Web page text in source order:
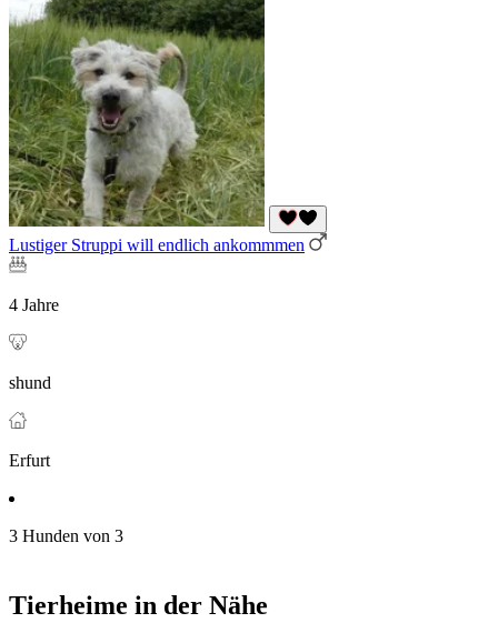
Lustiger Struppi will endlich ankommmen
4 Jahre
shund
Erfurt
3 Hunden von 3
Tierheime in der Nähe